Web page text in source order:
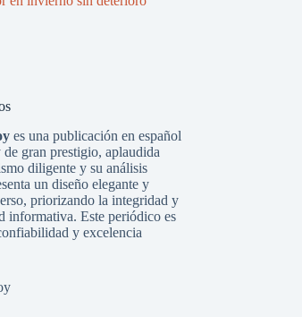
es una publicación en español
gran prestigio, aplaudida
diligente y su análisis
un diseño elegante y
priorizando la integridad y
informativa. Este periódico es
y excelencia